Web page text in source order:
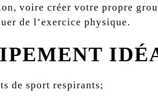
voire créer votre propre
de l’exercice physique.
de sport respirants;